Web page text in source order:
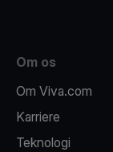
Om os
Om Viva.com
Karriere
Teknologi